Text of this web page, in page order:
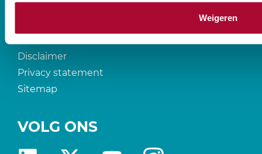
Weigeren
Disclaimer
Privacy statement
Sitemap
VOLG ONS